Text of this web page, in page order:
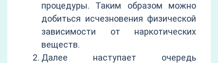
процедуры. Таким образом можно
добиться исчезновения физической
зависимости от наркотических
веществ.
Далее наступает очередь